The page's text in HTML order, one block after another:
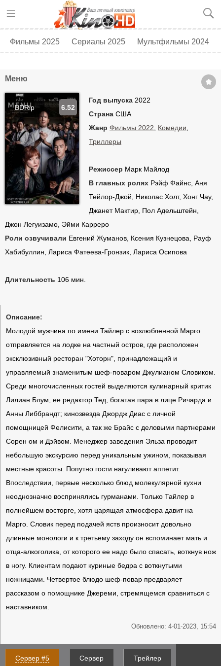
Фильмы 2025 Сериалы 2025 Мультфильмы 2024
Меню
BDRip
Год выпуска 2022
Страна США
Жанр Фильмы 2022 Комедии
Триллеры
Режиссер Марк Майлод
В главных ролях Рэйф Файнс, Аня
Тейлор-Джой, Николас Холт, Хонг Чау,
Джанет Мактир, Пол Адельштейн,
Джон Легуизамо, Эйми Карреро
Роли озвучивали Евгений Жуманов, Ксения Кузнецова, Рауф
Хабибуллин, Лариса Фатеева-Гронзик, Лариса Осипова
Длительность 106 мин.
6.52
Описание:
Молодой мужчина по имени Тайлер с возлюбленной Марго
отправляется на лодке на частный остров, где расположен
эксклюзивный ресторан "Хоторн", принадлежащий и
управляемый знаменитым шеф-поваром Джулианом Словиком.
Среди многочисленных гостей выделяются кулинарный критик
Лилиан Блум, ее редактор Тед, богатая пара в лице Ричарда и
Анны Либбрандт; кинозвезда Джордж Диас с личной
помощницей Фелисити, а так же Брайс с деловыми партнерами
Сорен ом и Дэйвом. Менеджер заведения Эльза проводит
небольшую экскурсию перед уникальным ужином, показывая
местные красоты. Попутно гости нагуливают аппетит.
Впоследствии, первые несколько блюд молекулярной кухни
неоднозначно воспринялись гурманами. Только Тайлер в
полнейшем восторге, хотя царящая атмосфера давит на
Марго. Словик перед подачей яств произносит довольно
длинные монологи и к третьему заходу он вспоминает мать и
отца-алкоголика, от которого ее надо было спасать, воткнув нож
в ногу. Клиентам подают куриные бедра с воткнутыми
ножницами. Четвертое блюдо шеф-повар предваряет
рассказом о помощнике Джереми, стремящемся сравниться с
наставником.
Обновлено: 4-01-2023, 15:54
Сервер #5 Сервер Трейлер